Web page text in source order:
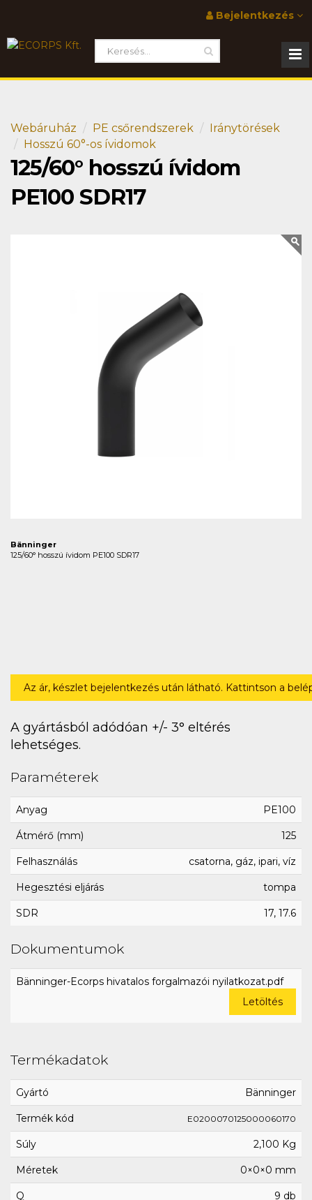
Bejelentkezés
Webáruház PE csőrendszerek
Iránytörések
Hosszú 60°-os ívidomok
125/60° hosszú ívidom
PE100 SDR17
Bänninger
125/60° hosszú ívidom PE100 SDR17
Az ár, készlet bejelentkezés után látható. Kattintson a
A gyártásból adódóan +/- 3° eltérés
lehetséges.
Paraméterek
Anyag PE100
Átmérő (mm) 125
Felhasználás csatorna, gáz, ipari, víz
Hegesztési eljárás tompa
SDR 17, 17.6
Dokumentumok
Bänninger-Ecorps hivatalos forgalmazói nyilatkozat.pdf
Letöltés
Termékadatok
Gyártó Bänninger
Termék kód E0200070125000060170
Súly 2,100 Kg
Méretek 0×0×0 mm
Q 9 db